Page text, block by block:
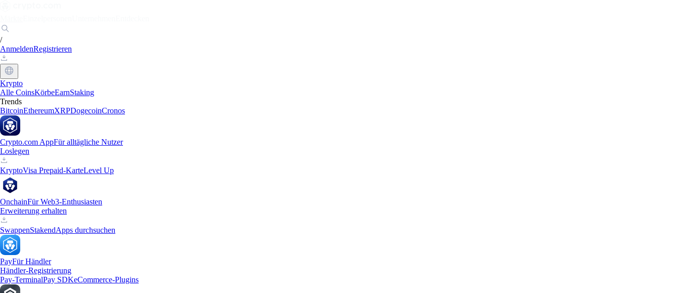
/
AnmeldenRegistrieren
Krypto
Alle CoinsKörbeEarnStaking
Trends
BitcoinEthereumXRPDogecoinCronos
Crypto.com AppFür alltägliche Nutzer
Loslegen
KryptoVisa Prepaid-KarteLevel Up
OnchainFür Web3-Enthusiasten
Erweiterung erhalten
SwappenStakendApps durchsuchen
PayFür Händler
Händler-Registrierung
Pay-TerminalPay SDKeCommerce-Plugins